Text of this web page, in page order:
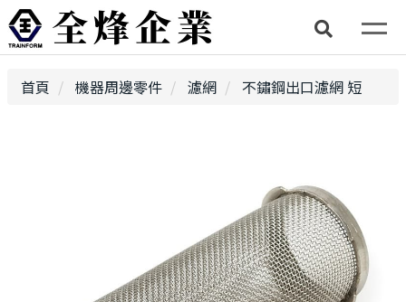
首頁 機器周邊零件 濾網 不鏽鋼出口濾網 短